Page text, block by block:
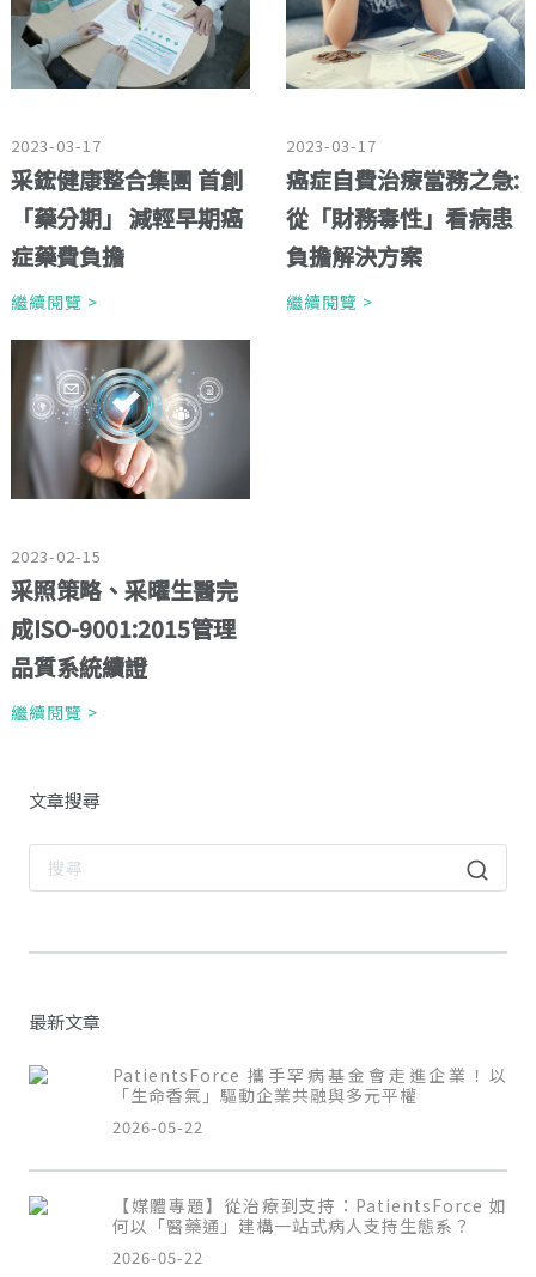
2023-03-17
采鋐健康整合集團 首創
「藥分期」 減輕早期癌
症藥費負擔
繼續閱覽 >
2023-03-17
癌症自費治療當務之急:
從「財務毒性」看病患
負擔解決方案
繼續閱覽 >
2023-02-15
采照策略、采曜生醫完
成ISO-9001:2015管理
品質系統續證
繼續閱覽 >
文章搜尋
最新文章
PatientsForce 攜手罕病基金會走進企業！以
「生命香氣」驅動企業共融與多元平權
2026-05-22
【媒體專題】從治療到支持：PatientsForce 如
何以「醫藥通」建構一站式病人支持生態系？
2026-05-22